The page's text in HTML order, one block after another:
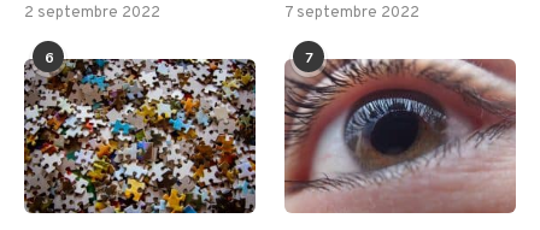
2 septembre 2022 7 septembre 2022
6 7